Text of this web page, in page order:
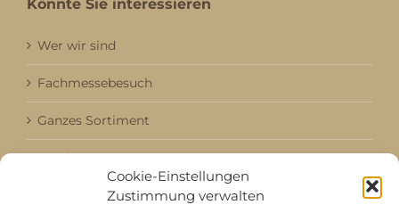
Cookie-Einstellungen
Zustimmung verwalten
Könnte Sie interessieren
Wer wir sind
Fachmessebesuch
Ganzes Sortiment
Kataloge
Aktuell / Saison